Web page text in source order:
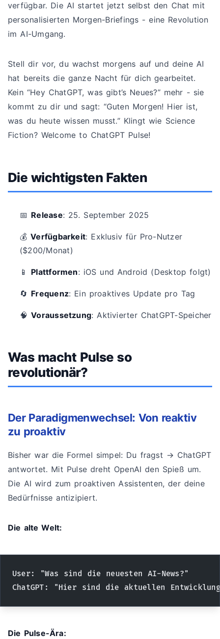
verfügbar. Die AI startet jetzt selbst den Chat mit
personalisierten Morgen-Briefings - eine Revolution
im AI-Umgang.
Stell dir vor, du wachst morgens auf und deine AI
hat bereits die ganze Nacht für dich gearbeitet.
Kein “Hey ChatGPT, was gibt’s Neues?” mehr - sie
kommt zu dir und sagt: “Guten Morgen! Hier ist,
was du heute wissen musst.” Klingt wie Science
Fiction? Welcome to ChatGPT Pulse!
Die wichtigsten Fakten
📅 Release: 25. September 2025
💰Verfügbarkeit: Exklusiv für Pro-Nutzer
($200/Monat)
📱 Plattformen: iOS und Android (Desktop folgt)
🔄 Frequenz: Ein proaktives Update pro Tag
🧠Voraussetzung: Aktivierter ChatGPT-Speicher
Was macht Pulse so
revolutionär?
Der Paradigmenwechsel: Von reaktiv
zu proaktiv
Bisher war die Formel simpel: Du fragst → ChatGPT
antwortet. Mit Pulse dreht OpenAI den Spieß um.
Die AI wird zum proaktiven Assistenten, der deine
Bedürfnisse antizipiert.
Die alte Welt:
User: "Was sind die neuesten AI-News?"
ChatGPT: "Hier sind die aktuellen
Die Pulse-Ära: